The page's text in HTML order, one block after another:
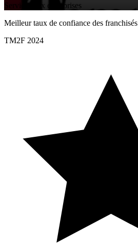
Services aux entreprises
Meilleur taux de confiance des franchisés
TM2F 2024